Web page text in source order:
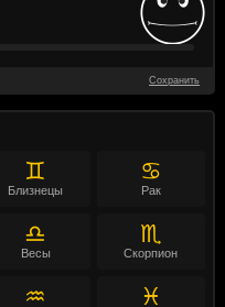
Сохранить
♊
Близнецы
♋
Рак
♎
Весы
♏
Скорпион
♒ ♓